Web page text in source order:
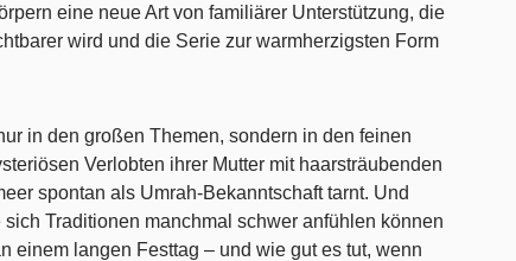
eine neue Art von familiärer Unterstützung, die
wird und die Serie zur warmherzigsten Form
in den großen Themen, sondern in den feinen
Verlobten ihrer Mutter mit haarsträubenden
spontan als Umrah-Bekanntschaft tarnt. Und
Traditionen manchmal schwer anfühlen können
einem langen Festtag – und wie gut es tut, wenn